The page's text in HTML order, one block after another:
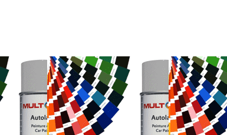
Autolack für Neoplan
100-013 Feuerrot
Lackspray 400ml
MULTONA - Das
Annäherungsfarbton-
System für unkomplizierte,
3-5 Werktage
Lackspray
400ml
Autolack
100-053
Lackspray
MULTONA -
System für
3-5
400ml